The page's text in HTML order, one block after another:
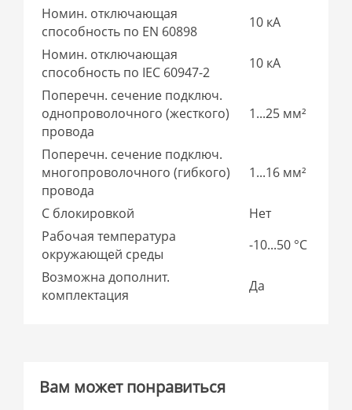
Номин. отключающая
способность по EN 60898
10 кА
Номин. отключающая
способность по IEC 60947-2
10 кА
Поперечн. сечение подключ.
однопроволочного (жесткого)
провода
1...25 мм²
Поперечн. сечение подключ.
многопроволочного (гибкого)
провода
1...16 мм²
С блокировкой
Нет
Рабочая температура
окружающей среды
-10...50 °C
Возможна дополнит.
комплектация
Да
Вам может понравиться